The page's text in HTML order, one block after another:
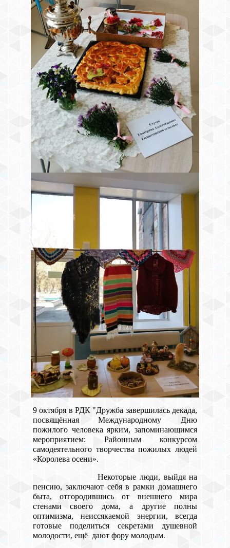
9 октября в РДК "Дружба завершилась декада,
посвящённая Международному Дню
пожилого человека ярким, запоминающимся
мероприятием: Районным конкурсом
самодеятельного творчества пожилых людей
«Королева осени».
Некоторые люди, выйдя на
пенсию, заключают себя в рамки домашнего
быта, отгородившись от внешнего мира
стенами своего дома, а другие полны
оптимизма, неиссякаемой энергии, всегда
готовые поделиться секретами душевной
молодости, ещё дают фору молодым.